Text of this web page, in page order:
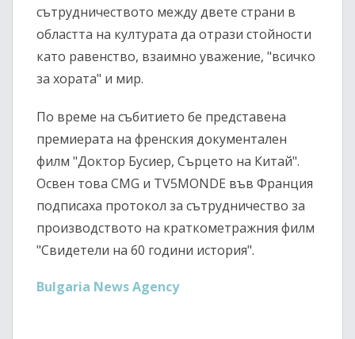
сътрудничеството между двете страни в
областта на културата да отрази стойности
като равенство, взаимно уважение, "всичко
за хората" и мир.
По време на събитието бе представена
премиерата на френския документален
филм "Доктор Бусиер, Сърцето на Китай".
Освен това CMG и TV5MONDE във Франция
подписаха протокол за сътрудничество за
производството на краткометражния филм
"Свидетели на 60 години история".
Bulgaria News Agency